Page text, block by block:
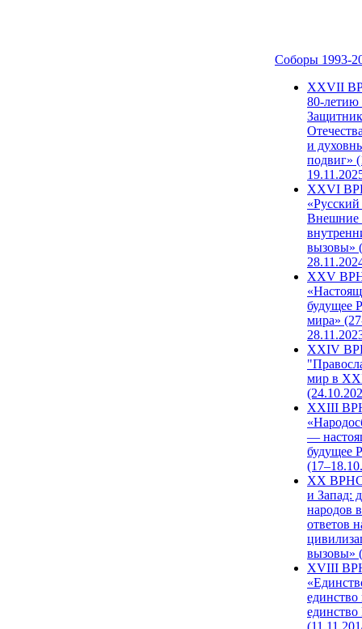
Соборы 1993-
ХХVII
80-
и
подвиг»
XXVI
Внешние
вызовы»
XXV
будущее
мира»
XXIV
мир в
XXIII
—
будущее
XX ВРНС
и Запад:
народов
ответов
вызовы»
XVIII
единство
единство